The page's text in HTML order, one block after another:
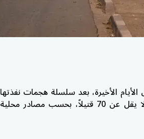
الأخيرة، بعد سلسلة هجمات نفذتها
جماعات مسلحة متشددة، أسفرت عن سقوط ما لا يقل عن 70 قتيلاً، بحسب مصادر محلية